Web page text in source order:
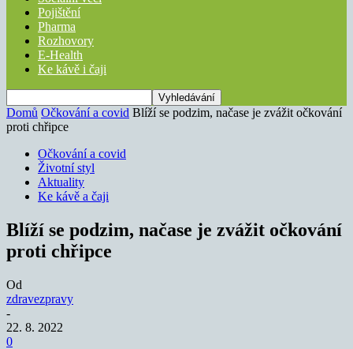
Pojištění
Pharma
Rozhovory
E-Health
Ke kávě i čaji
Domů Očkování a covid Blíží se podzim, načase je zvážit očkování
proti chřipce
Očkování a covid
Životní styl
Aktuality
Ke kávě a čaji
Blíží se podzim, načase je zvážit očkování
proti chřipce
Od
zdravezpravy
-
22. 8. 2022
0